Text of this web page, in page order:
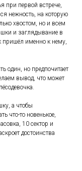
при первой встрече,
нежность, на которую
хвостом, но и всем
и заглядывание в
пришёл именно к нему,
один, но предпочитает
вывод, что может
а чтобы
что-то новенькое,
10 сектор и
достоинства